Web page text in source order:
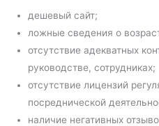
дешевый сайт;
ложные сведения о
отсутствие адекватных
руководстве, сотрудниках;
отсутствие лицензий
посреднической
наличие негативных